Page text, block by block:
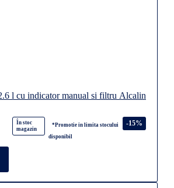
l cu indicator manual si filtru Alcalin
În stoc
magazin
*Promotie in limita stocului
disponibil
-15%